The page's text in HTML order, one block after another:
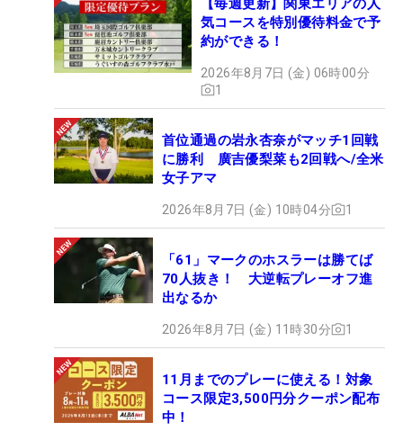
【毎週更新】関東エリアの人
気コースを特別優待料金で予
約ができる！
2026年8月7日 (金) 06時00分
1
首位通過の岩永杏奈がマッチ1回戦
に勝利 廣吉優梨菜も2回戦へ/全米
女子アマ
2026年8月7日 (金) 10時04分 1
「61」マークのホスラーは勝てば
70人抜き！ 大逆転プレーオフ進
出なるか
2026年8月7日 (金) 11時30分 1
11月までのプレーに使える！対象
コース限定3,500円分クーポン配布
中！